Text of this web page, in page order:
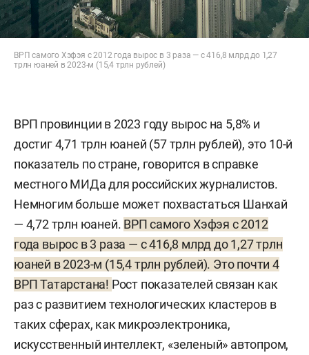
ВРП самого Хэфэя с 2012 года вырос в 3 раза — с 416,8 млрд до 1,27
трлн юаней в 2023-м (15,4 трлн рублей)
ВРП провинции в 2023 году вырос на 5,8% и
достиг 4,71 трлн юаней (57 трлн рублей), это 10-й
показатель по стране, говорится в справке
местного МИДа для российских журналистов.
Немногим больше может похвастаться Шанхай
— 4,72 трлн юаней. ВРП самого Хэфэя с 2012
года вырос в 3 раза — с 416,8 млрд до 1,27 трлн
юаней в 2023-м (15,4 трлн рублей). Это почти 4
ВРП Татарстана! Рост показателей связан как
раз с развитием технологических кластеров в
таких сферах, как микроэлектроника,
искусственный интеллект, «зеленый» автопром,